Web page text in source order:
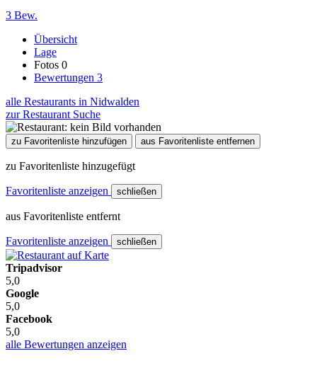
3 Bew.
Übersicht
Lage
Fotos 0
Bewertungen 3
alle Restaurants in Nidwalden
zur Restaurant Suche
zu Favoritenliste hinzufügen aus Favoritenliste entfernen
zu Favoritenliste hinzugefügt
Favoritenliste anzeigen schließen
aus Favoritenliste entfernt
Favoritenliste anzeigen schließen
Tripadvisor
5,0
Google
5,0
Facebook
5,0
alle Bewertungen anzeigen